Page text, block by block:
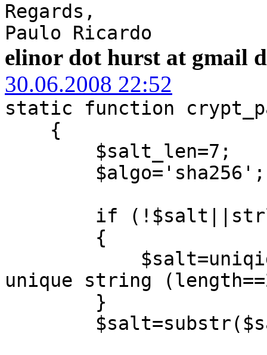
Regards,
Paulo Ricardo
elinor dot hurst at gmail
30.06.2008 22:52
static function
{
$salt_len=7;
$algo='sha256';
if
{
unique string
}